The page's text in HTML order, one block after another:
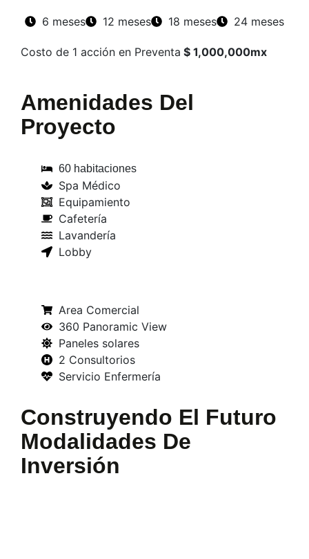
6 meses 12 meses 18 meses 24 meses
Costo de 1 acción en Preventa $ 1,000,000mx
Amenidades Del
Proyecto
60 habitaciones
Spa Médico
Equipamiento
Cafetería
Lavandería
Lobby
Area Comercial
360 Panoramic View
Paneles solares
2 Consultorios
Servicio Enfermería
Construyendo El Futuro
Modalidades De
Inversión